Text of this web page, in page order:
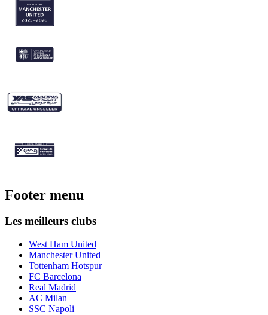
Footer menu
Les meilleurs clubs
West Ham United
Manchester United
Tottenham Hotspur
FC Barcelona
Real Madrid
AC Milan
SSC Napoli